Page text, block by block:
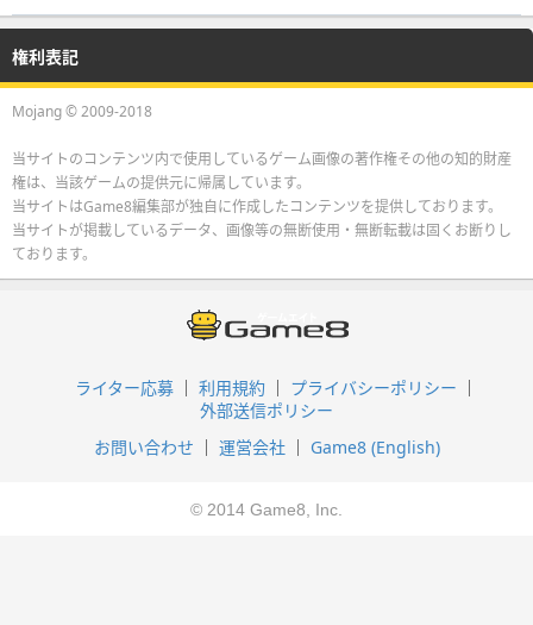
権利表記
Mojang © 2009-2018
当サイトのコンテンツ内で使用しているゲーム画像の著作権その他の知的財産
権は、当該ゲームの提供元に帰属しています。
当サイトはGame8編集部が独自に作成したコンテンツを提供しております。
当サイトが掲載しているデータ、画像等の無断使用・無断転載は固くお断りし
ております。
ライター応募 利用規約
プライバシーポリシー
外部送信ポリシー
お問い合わせ
運営会社 Game8 (English)
© 2014 Game8, Inc.